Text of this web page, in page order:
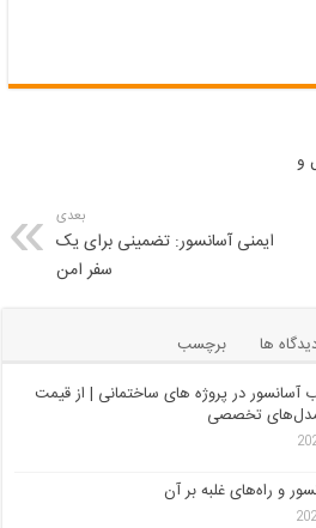
و
بعدی
ایمنی آسانسور: تضمینی برای یک
سفر امن
ها
برچسب
آسانسور در پروژه‌ های ساختمانی | از قیمت
مدل‌های تخصصی
و راه‌های غلبه بر آن